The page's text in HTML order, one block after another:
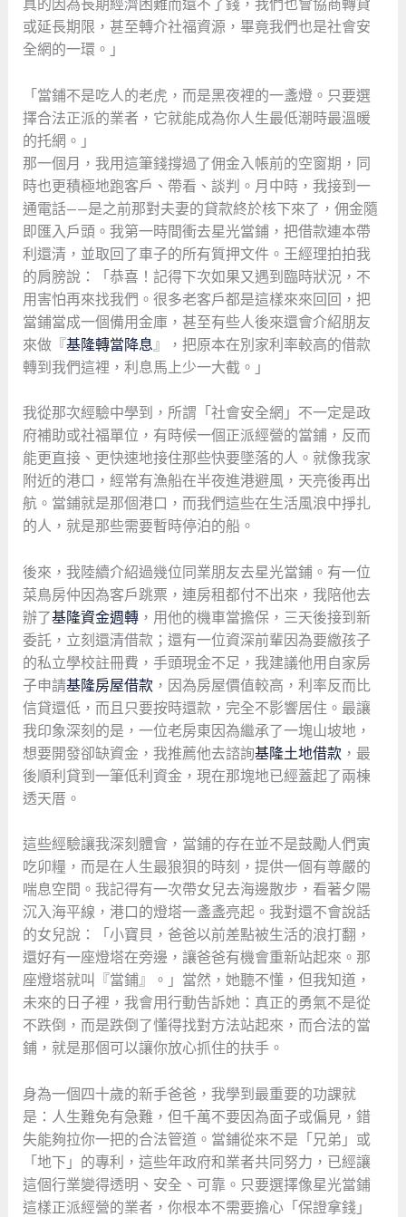
真的因為長期經濟困難而還不了錢，我們也會協商轉貸
或延長期限，甚至轉介社福資源，畢竟我們也是社會安
全網的一環。」
「當鋪不是吃人的老虎，而是黑夜裡的一盞燈。只要選
擇合法正派的業者，它就能成為你人生最低潮時最溫暖
的托網。」
那一個月，我用這筆錢撐過了佣金入帳前的空窗期，同
時也更積極地跑客戶、帶看、談判。月中時，我接到一
通電話——是之前那對夫妻的貸款終於核下來了，佣金隨
即匯入戶頭。我第一時間衝去星光當鋪，把借款連本帶
利還清，並取回了車子的所有質押文件。王經理拍拍我
的肩膀說：「恭喜！記得下次如果又遇到臨時狀況，不
用害怕再來找我們。很多老客戶都是這樣來來回回，把
當鋪當成一個備用金庫，甚至有些人後來還會介紹朋友
來做『基隆轉當降息 』，把原本在別家利率較高的借款
轉到我們這裡，利息馬上少一大截。」
我從那次經驗中學到，所謂「社會安全網」不一定是政
府補助或社福單位，有時候一個正派經營的當鋪，反而
能更直接、更快速地接住那些快要墜落的人。就像我家
附近的港口，經常有漁船在半夜進港避風，天亮後再出
航。當鋪就是那個港口，而我們這些在生活風浪中掙扎
的人，就是那些需要暫時停泊的船。
後來，我陸續介紹過幾位同業朋友去星光當鋪。有一位
菜鳥房仲因為客戶跳票，連房租都付不出來，我陪他去
辦了基隆資金週轉，用他的機車當擔保，三天後接到新
委託，立刻還清借款；還有一位資深前輩因為要繳孩子
的私立學校註冊費，手頭現金不足，我建議他用自家房
子申請基隆房屋借款，因為房屋價值較高，利率反而比
信貸還低，而且只要按時還款，完全不影響居住。最讓
我印象深刻的是，一位老房東因為繼承了一塊山坡地，
想要開發卻缺資金，我推薦他去諮詢基隆土地借款，最
後順利貸到一筆低利資金，現在那塊地已經蓋起了兩棟
透天厝。
這些經驗讓我深刻體會，當鋪的存在並不是鼓勵人們寅
吃卯糧，而是在人生最狼狽的時刻，提供一個有尊嚴的
喘息空間。我記得有一次帶女兒去海邊散步，看著夕陽
沉入海平線，港口的燈塔一盞盞亮起。我對還不會說話
的女兒說：「小寶貝，爸爸以前差點被生活的浪打翻，
還好有一座燈塔在旁邊，讓爸爸有機會重新站起來。那
座燈塔就叫『當鋪』。」當然，她聽不懂，但我知道，
未來的日子裡，我會用行動告訴她：真正的勇氣不是從
不跌倒，而是跌倒了懂得找對方法站起來，而合法的當
鋪，就是那個可以讓你放心抓住的扶手。
身為一個四十歲的新手爸爸，我學到最重要的功課就
是：人生難免有急難，但千萬不要因為面子或偏見，錯
失能夠拉你一把的合法管道。當鋪從來不是「兄弟」或
「地下」的專利，這些年政府和業者共同努力，已經讓
這個行業變得透明、安全、可靠。只要選擇像星光當鋪
這樣正派經營的業者，你根本不需要擔心「保證拿錢」